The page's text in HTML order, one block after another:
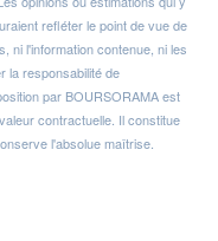
refléter le point de vue de
ni l'information contenue, ni les
la responsabilité de
par BOURSORAMA est
contractuelle. Il constitue
l'absolue maîtrise.